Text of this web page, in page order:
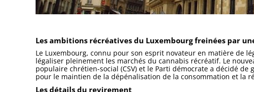
Les ambitions récréatives du Luxembourg freinées par
Le Luxembourg, connu pour son esprit novateur en matière de
légaliser pleinement les marchés du cannabis récréatif. Le
populaire chrétien-social (CSV) et le Parti démocrate a décidé
pour le maintien de la dépénalisation de la consommation et la
Les détails du revirement